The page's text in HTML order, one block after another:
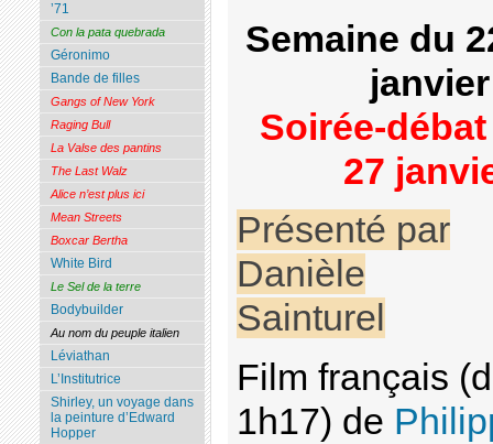
Semaine du
janvier
Soirée-
27
Présenté par
Danièle
Sainturel
Film français
1h17) de
’71
Con la pata quebrada
Géronimo
Bande de filles
Gangs of New York
Raging Bull
La Valse des pantins
The Last Walz
Alice n’est plus ici
Mean Streets
Boxcar Bertha
White Bird
Le Sel de la terre
Bodybuilder
Au nom du peuple italien
Léviathan
L’Institutrice
Shirley, un voyage dans
la peinture d’Edward
Hopper